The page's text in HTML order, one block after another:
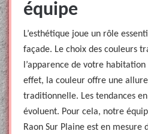
équipe
L’esthétique joue un rôle
façade. Le choix des couleurs
l’apparence de votre
effet, la couleur offre une
traditionnelle. Les tendances
évoluent. Pour cela, notre
Raon Sur Plaine est en mesure